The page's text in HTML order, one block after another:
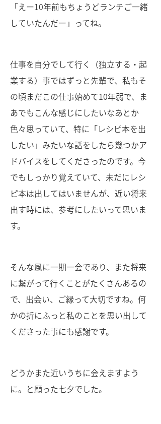
「えー10年前もちょうどランチご一緒
していたんだー」ってね。
仕事を自分でして行く（独立する・起
業する）事ではずっと先輩で、私もそ
の頃まだこの仕事始めて10年弱で、ま
あでもこんな感じにしたいなあとか
色々思っていて、特に「レシピ本を出
したい」みたいな話をしたら幾つかア
ドバイスをしてくださったのです。今
でもしっかり覚えていて、未だにレシ
ピ本は出してはいませんが、近い将来
出す時には、参考にしたいって思いま
す。
そんな風に一期一会であり、また将来
に繋がって行くことがたくさんあるの
で、出会い、ご縁って大切ですね。何
かの折にふっと私のことを思い出して
くださった事にも感謝です。
どうかまた近いうちに会えますよう
に。と願った七夕でした。